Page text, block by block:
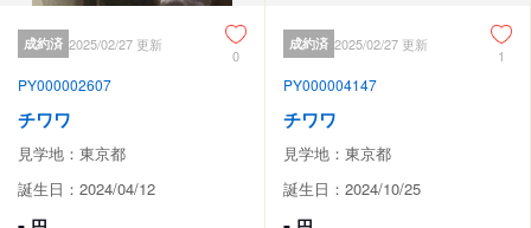
成約済 2025/02/27 更新
0
PY000002607
チワワ
見学地：東京都
誕生日：2024/04/12
成約済 2025/02/27 更新
1
PY000004147
チワワ
見学地：東京都
誕生日：2024/10/25